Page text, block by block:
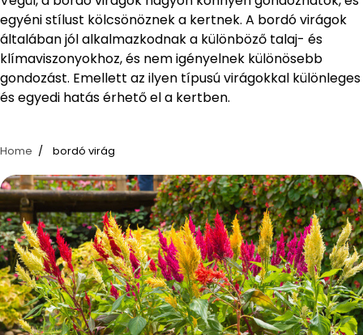
egyéni stílust kölcsönöznek a kertnek. A bordó virágok
általában jól alkalmazkodnak a különböző talaj- és
klímaviszonyokhoz, és nem igényelnek különösebb
gondozást. Emellett az ilyen típusú virágokkal különleges
és egyedi hatás érhető el a kertben.
Home bordó virág